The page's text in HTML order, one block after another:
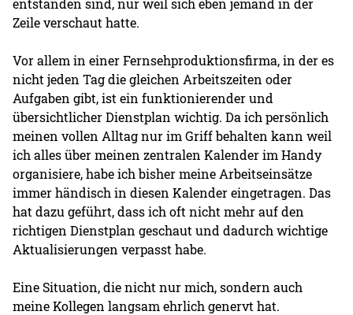
entstanden sind, nur weil sich eben jemand in der
Zeile verschaut hatte.
Vor allem in einer Fernsehproduktionsfirma, in der es
nicht jeden Tag die gleichen Arbeitszeiten oder
Aufgaben gibt, ist ein funktionierender und
übersichtlicher Dienstplan wichtig. Da ich persönlich
meinen vollen Alltag nur im Griff behalten kann weil
ich alles über meinen zentralen Kalender im Handy
organisiere, habe ich bisher meine Arbeitseinsätze
immer händisch in diesen Kalender eingetragen. Das
hat dazu geführt, dass ich oft nicht mehr auf den
richtigen Dienstplan geschaut und dadurch wichtige
Aktualisierungen verpasst habe.
Eine Situation, die nicht nur mich, sondern auch
meine Kollegen langsam ehrlich genervt hat.